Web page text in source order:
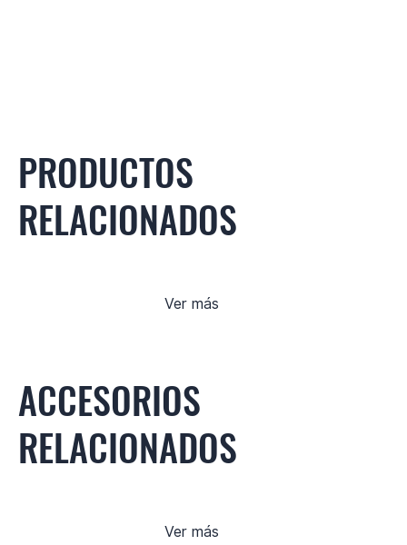
PRODUCTOS
RELACIONADOS
Ver más
ACCESORIOS
RELACIONADOS
Ver más